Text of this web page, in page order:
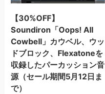
【30%OFF】
Soundiron「Oops! All
Cowbell」カウベル、ウッ
ドブロック、Flexatoneを
収録したパーカッション音
源（セール期間5月12日ま
で）